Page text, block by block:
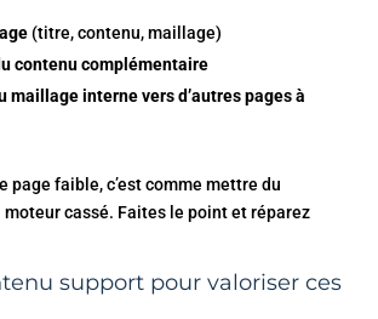
(titre, contenu, maillage)
contenu complémentaire
maillage interne vers d’autres pages à
page faible, c’est comme mettre du
moteur cassé. Faites le point et réparez
support pour valoriser ces